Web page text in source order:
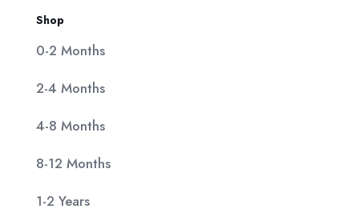
Shop
0-2 Months
2-4 Months
4-8 Months
8-12 Months
1-2 Years